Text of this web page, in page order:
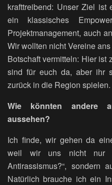
krafttreibend: Unser Ziel ist
ein klassisches
Projektmanagement, auch
Wir wollten nicht Vereine
Botschaft vermitteln: Hier ist
sind für euch da, aber ihr
zurück in die Region spielen.
Wie könnten andere
aussehen?
Ich finde, wir gehen da
weil wir uns nicht nur
Antirassismus?“, sondern
Natürlich brauche ich ein